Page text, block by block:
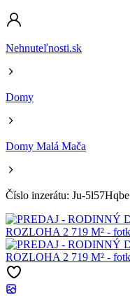
Nehnuteľnosti.sk
Domy
Domy Malá Mača
Číslo inzerátu: Ju-5l57Hqbe